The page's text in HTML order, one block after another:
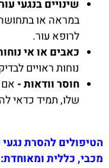
שינויים בנגעי
במראה או בתחושה
לרופא עור.
כאבים או אי
נוחות ראויים
חוסר וודאות - אם
שלו, תמיד כדאי
הטיפולים להסרת
מכבי, כללית ומאוחדת: